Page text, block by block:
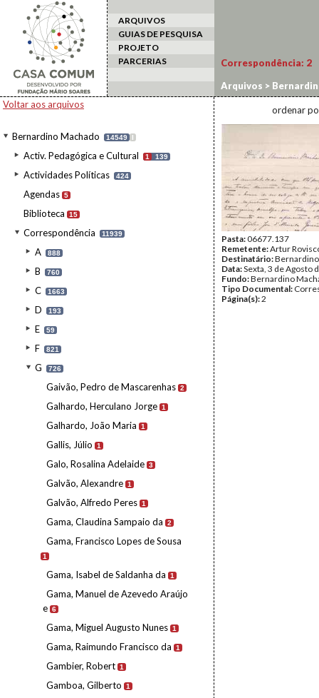
ARQUIVOS
GUIAS DE PESQUISA
PROJETO
PARCERIAS
Voltar aos arquivos
Bernardino Machado 14549 I
Activ. Pedagógica e Cultural 1 139
Actividades Políticas 424
Agendas 5
Biblioteca 15
Correspondência 11939
A 888
B 760
C 1663
D 193
E 59
F 821
G 726
Gaivão, Pedro de Mascarenhas 2
Galhardo, Herculano Jorge 1
Galhardo, João Maria 1
Gallis, Júlio 1
Galo, Rosalina Adelaide 3
Galvão, Alexandre 1
Galvão, Alfredo Peres 1
Gama, Claudina Sampaio da 2
Gama, Francisco Lopes de Sousa
1
Gama, Isabel de Saldanha da 1
Gama, Manuel de Azevedo Araújo
e 6
Gama, Miguel Augusto Nunes 1
Gama, Raimundo Francisco da 1
Gambier, Robert 1
Gamboa, Gilberto 1
Correspondência: 2
Arquivos >
ordenar
Pasta:06677.137
Remetente:Artur
Destinatário:
Data:Sexta, 3 de Agosto
Fundo:Bernardino
Tipo Documental:
Página(s):2